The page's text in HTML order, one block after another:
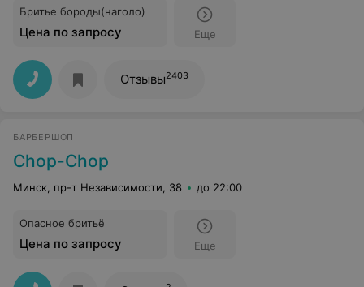
Бритье бороды(наголо)
Цена по запросу Еще
Отзывы2403
БАРБЕРШОП
Chop-Chop
Минск, пр-т Независимости, 38 до 22:00
Опасное бритьё
Цена по запросу Еще